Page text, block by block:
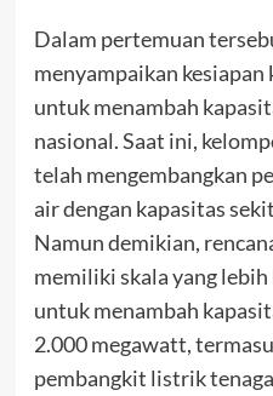
Dalam pertemuan
menyampaikan kesiapan
untuk menambah
nasional. Saat ini,
telah mengembangkan
air dengan kapasitas
Namun demikian,
memiliki skala yang lebih
untuk menambah
2.000 megawatt,
pembangkit listrik